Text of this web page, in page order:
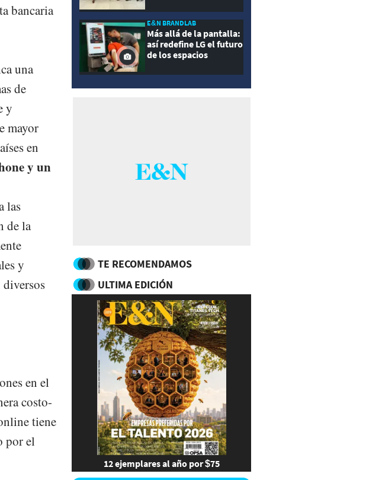
bancaria
una
de
y
mayor
en
y un
las
de la
y
diversos
en el
costo-
tiene
por el
E&N BRANDLAB
Más allá de la pantalla:
así redefine LG el futuro
de los espacios
TE RECOMENDAMOS
ULTIMA EDICIÓN
12 ejemplares al año por $75